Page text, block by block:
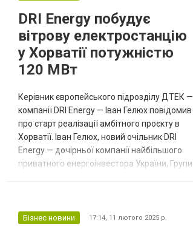
способів зробити це — корпоративна
англійська...
DRI Energy побудує
вітрову електростанцію
у Хорватії потужністю
120 МВт
Керівник європейського підрозділу ДТЕК —
компанії DRI Energy — Іван Гелюх повідомив
про старт реалізації амбітного проєкту в
Хорватії. Іван Гелюх, новий очільник DRI
Energy — дочірньої компанії найбільшого
приватного енергоінвестора України, Групи
електростанції “Любово” із встановленою
Бізнес новини 17:14, 11 лютого 2025 р.